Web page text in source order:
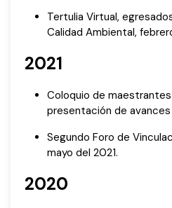
Tertulia Virtual,
Calidad Ambiental,
2021
Coloquio de maestrantes
presentación de
Segundo Foro de
mayo del 2021.
2020